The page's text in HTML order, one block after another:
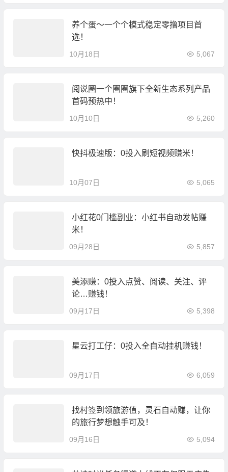
养个蛋～一个个模式稳定零撸项目首
选！
10月18日 5,067
阅说圈一个圈圈旗下全新生态系列产品
首码预热中！
10月10日 5,260
快抖极速版：0投入刷短视频赚米！
10月07日 5,065
小红花0门槛副业：小红书自动发帖赚
米！
09月28日 5,857
美添赚：0投入点赞、阅读、关注、评
论…赚钱！
09月17日 5,398
星云打工仔：0投入全自动挂机赚钱！
09月17日 6,059
找村签到领旅游值，灵石自动赚，让你
的旅行梦想触手可及！
09月16日 5,094